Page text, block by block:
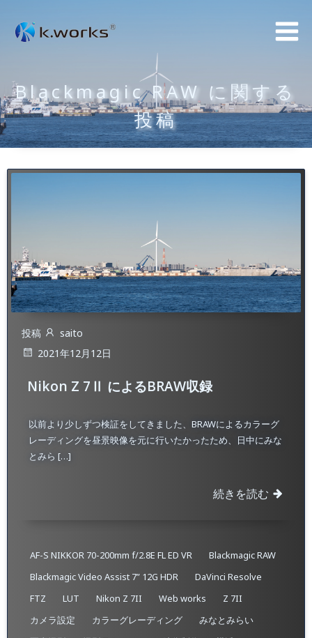
ン
ツ
へ
ス
キ
ッ
Blackmagic RAW に関する
投稿
投稿
saito
2021年12月12日
Nikon Z 7Ⅱ によるBRAW収録
以前より少しずつ検証をしてきました、BRAWによるカラーグ
レーディングを昼景映像を元に行いたかったため、日中にみな
とみら […]
続きを読む
AF-S NIKKOR 70-200mm f/2.8E FL ED VR
Blackmagic RAW
Blackmagic Video Assist 7” 12G HDR
DaVinci Resolve
FTZ
LUT Nikon Z 7II Web works
Z 7II
カメラ設定
カラーグレーディング
みなとみらい